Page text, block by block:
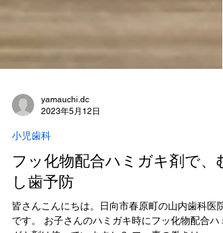
yamauchi.dc
2023年5月12日
フッ化物配合ハミガキ剤で、む